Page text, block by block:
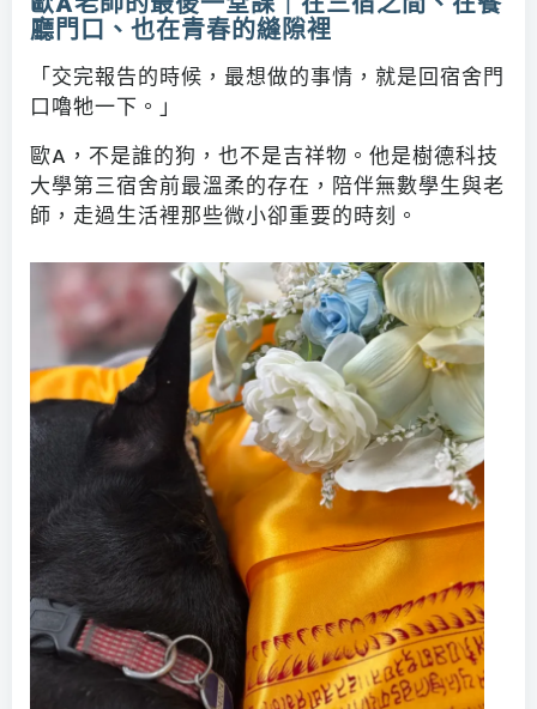
廳門口、也在青春的縫隙裡
「交完報告的時候，最想做的事情，就是回宿舍門
口嚕牠一下。」
歐A，不是誰的狗，也不是吉祥物。他是樹德科技
大學第三宿舍前最溫柔的存在，陪伴無數學生與老
師，走過生活裡那些微小卻重要的時刻。